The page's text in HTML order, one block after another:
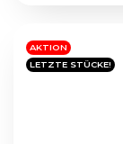
Sternen.
AKTION
LETZTE STÜCKE!